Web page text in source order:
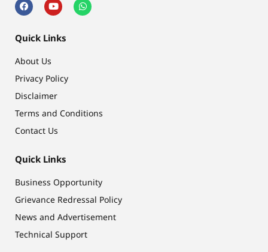
Quick Links
About Us
Privacy Policy
Disclaimer
Terms and Conditions
Contact Us
Quick Links
Business Opportunity
Grievance Redressal Policy
News and Advertisement
Technical Support